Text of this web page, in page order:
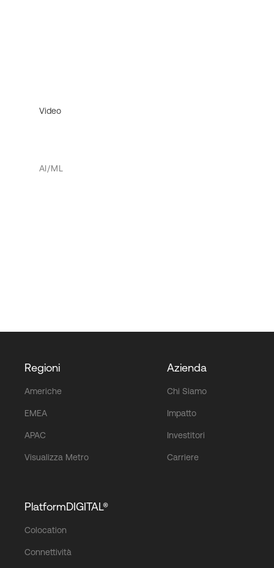
Video
AI/ML
Regioni
Americhe
EMEA
APAC
Visualizza Metro
Azienda
Chi Siamo
Impatto
Investitori
Carriere
PlatformDIGITAL®
Colocation
Connettività